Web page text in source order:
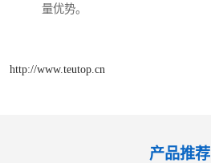
量优势。
http://www.teutop.cn
产品推荐